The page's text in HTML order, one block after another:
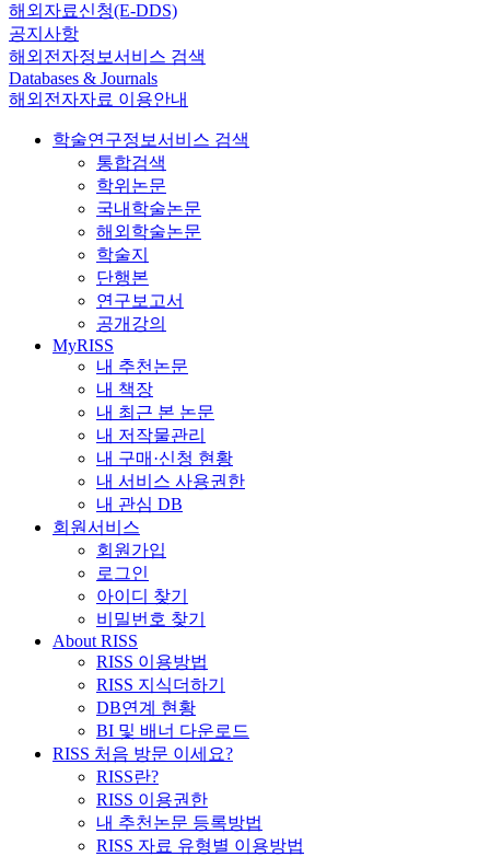
해외자료신청(E-DDS)
공지사항
해외전자정보서비스 검색
Databases & Journals
해외전자자료 이용안내
학술연구정보서비스 검색
통합검색
학위논문
국내학술논문
해외학술논문
학술지
단행본
연구보고서
공개강의
MyRISS
내 추천논문
내 책장
내 최근 본 논문
내 저작물관리
내 구매·신청 현황
내 서비스 사용권한
내 관심 DB
회원서비스
회원가입
로그인
아이디 찾기
비밀번호 찾기
About RISS
RISS 이용방법
RISS 지식더하기
DB연계 현황
BI 및 배너 다운로드
RISS 처음 방문 이세요?
RISS란?
RISS 이용권한
내 추천논문 등록방법
RISS 자료 유형별 이용방법